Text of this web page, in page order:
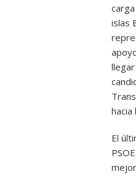
islas
El